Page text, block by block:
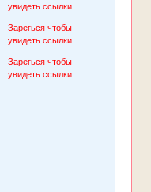
увидеть ссылки
Зарегься чтобы
увидеть ссылки
Зарегься чтобы
увидеть ссылки